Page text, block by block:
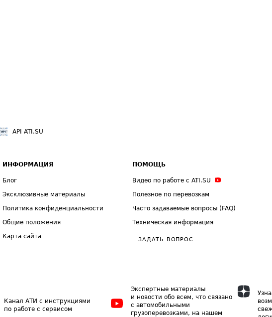
API ATI.SU
ИНФОРМАЦИЯ
Блог
Эксклюзивные материалы
Политика конфиденциальности
Общие положения
Карта сайта
ПОМОЩЬ
Видео по работе с ATI.SU
Полезное по перевозкам
Часто задаваемые вопросы (FAQ)
Техническая информация
ЗАДАТЬ ВОПРОС
Канал АТИ с инструкциями
по работе с сервисом
Экспертные материалы
и новости обо всем, что связано
с автомобильными
грузоперевозками, на нашем